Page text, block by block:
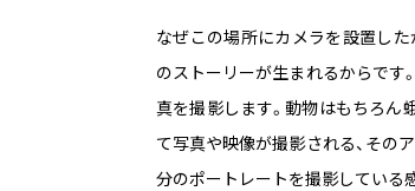
なぜこの場所にカメラを設置し
のストーリーが生まれるからです
真を撮影します。動物はもちろん
て写真や映像が撮影される、その
分のポートレートを撮影している